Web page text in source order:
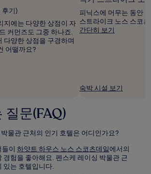
후기)
지에는 다양한 상점이 자
커먼즈도 그중 하나죠.
다양한 상점을 구경하며
어떨까요?
피닉스에 머무는 동안
스트라이크 노스 스코
간단히 보기
숙박 시설 보기
질문(FAQ)
물관 근처의 인기 호텔은 어디인가요?
들이 하얏트 하우스 노스 스코츠데일에서의
경험을 좋아해요. 펜스케 레이싱 박물관 근
있는 호텔입니다.